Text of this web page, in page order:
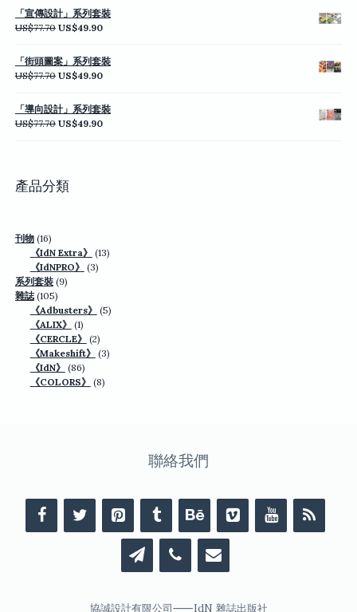
價
格：
US$77.70。
價
格：
「宣傳設計」系列套裝
US$77.70 原
價
格：
US$77.70。
US$49.90目
價
格：
「街頭圖案」系列套裝
US$77.70 原
價
格：
US$77.70。
US$49.90目
價
格：
「導向設計」系列套裝
US$77.70 原
US$77.70。
US$49.90目
產品分類
刊物 1616
個
產
品
《IdN Extra》 1313
《IdNPRO》 33
品
系列套裝 99
產
品
雜誌 105105
個
產
品
《Adbusters》 55
品
《ALIX》 11
個
產
品
《CERCLE》 22
個
品
《Makeshift》 33
《IdN》 8686
個
《COLORS》 88
聯絡我們
協誠設計有限公司⸺IdN 雜誌出版社